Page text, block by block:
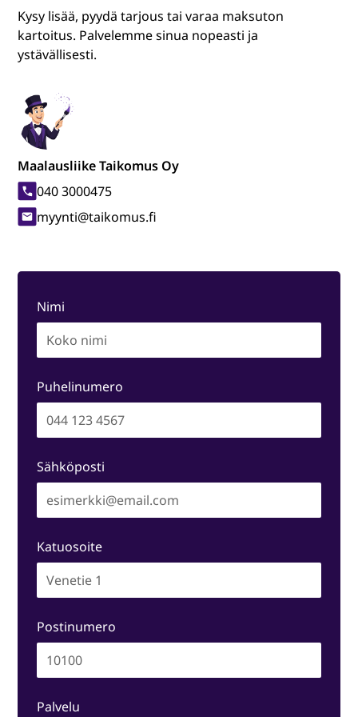
Kysy lisää, pyydä tarjous tai varaa maksuton
kartoitus. Palvelemme sinua nopeasti ja
ystävällisesti.
Maalausliike Taikomus Oy
040 3000475
myynti@taikomus.fi
Nimi
Puhelinumero
Sähköposti
Katuosoite
Postinumero
Palvelu